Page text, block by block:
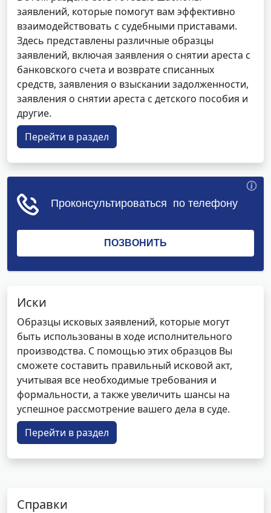
заявлений, которые помогут вам эффективно
взаимодействовать с судебными приставами.
Здесь представлены различные образцы
заявлений, включая заявления о снятии ареста с
банковского счета и возврате списанных
средств, заявления о взыскании задолженности,
заявления о снятии ареста с детского пособия и
другие.
Перейти в раздел
Иски
Образцы исковых заявлений, которые могут
быть использованы в ходе исполнительного
производства. С помощью этих образцов Вы
сможете составить правильный исковой акт,
учитывая все необходимые требования и
формальности, а также увеличить шансы на
успешное рассмотрение вашего дела в суде.
Перейти в раздел
Справки